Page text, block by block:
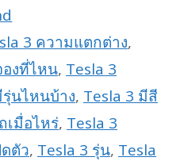
3 ความแตกต่าง,
องที่ไหน, Tesla 3
นไหนบ้าง, Tesla 3 มีสี
เมื่อไหร่, Tesla 3
ตัว, Tesla 3 รุ่น, Tesla